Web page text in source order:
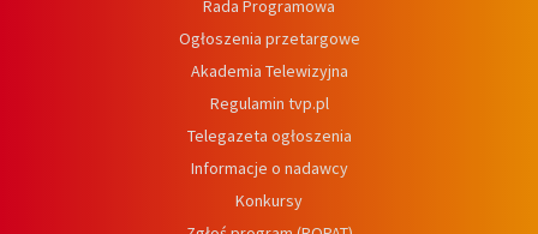
Rada Programowa
Ogłoszenia przetargowe
Akademia Telewizyjna
Regulamin tvp.pl
Telegazeta ogłoszenia
Informacje o nadawcy
Konkursy